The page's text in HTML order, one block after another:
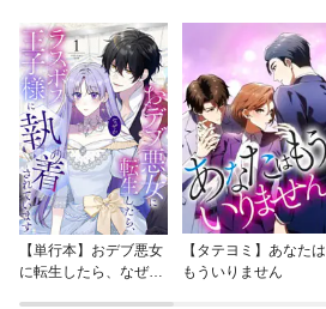
【単行本】おデブ悪女
に転生したら、なぜか
【タテヨミ】あなたは
もういりません